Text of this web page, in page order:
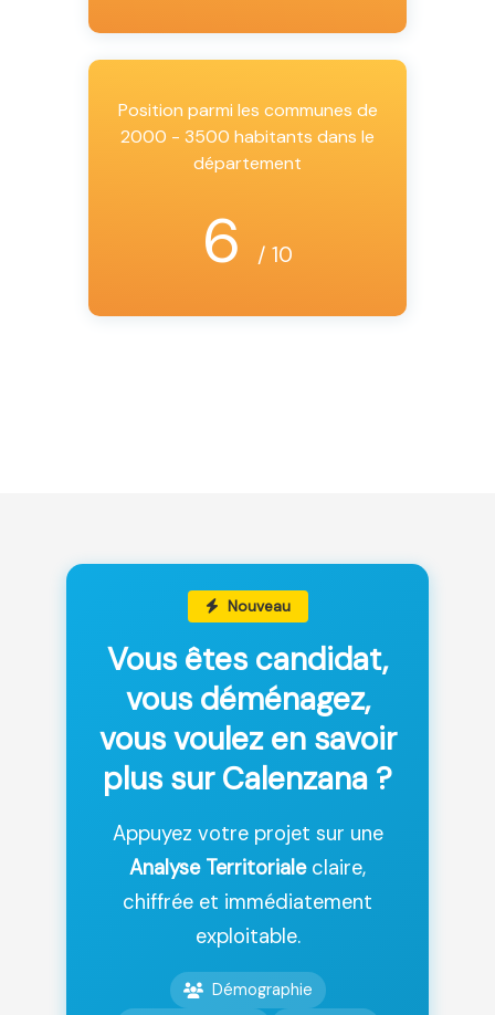
Position parmi les communes de
2000 - 3500 habitants dans le
département
6 / 10
Nouveau
Vous êtes candidat,
vous déménagez,
vous voulez en savoir
plus sur Calenzana ?
Appuyez votre projet sur une
Analyse Territorialeclaire,
chiffrée et immédiatement
exploitable.
Démographie